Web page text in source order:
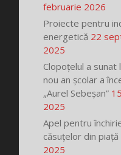
februarie 2026
Proiecte pentru
energetică 22
2025
Clopoțelul a sunat
nou an școlar a
„Aurel Sebeșan”
2025
Apel pentru
căsuțelor din piață
2025